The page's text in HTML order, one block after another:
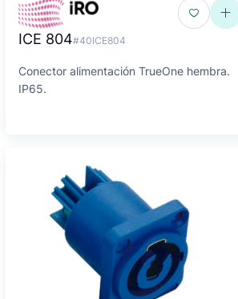
ICE 804#40ICE804
Conector alimentación TrueOne hembra.
IP65.